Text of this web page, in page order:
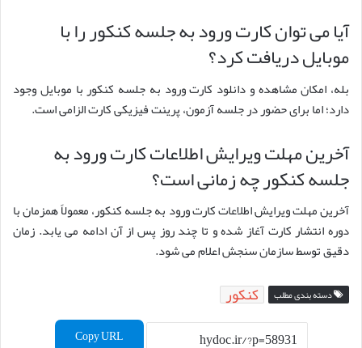
آیا می توان کارت ورود به جلسه کنکور را با
موبایل دریافت کرد؟
بله، امکان مشاهده و دانلود کارت ورود به جلسه کنکور با موبایل وجود
دارد؛ اما برای حضور در جلسه آزمون، پرینت فیزیکی کارت الزامی است.
آخرین مهلت ویرایش اطلاعات کارت ورود به
جلسه کنکور چه زمانی است؟
آخرین مهلت ویرایش اطلاعات کارت ورود به جلسه کنکور، معمولاً همزمان با
دوره انتشار کارت آغاز شده و تا چند روز پس از آن ادامه می یابد. زمان
دقیق توسط سازمان سنجش اعلام می شود.
دسته بندی مطلب کنکور
Copy URL